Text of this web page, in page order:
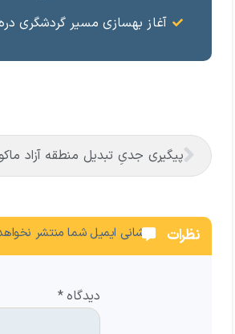
آغاز بهسازی مسیر گردشگری دره
پیگیری جدیِ تبدیل منطقه آزاد
نظرات نشانی ایمیل شما منتشر
دیدگاه*